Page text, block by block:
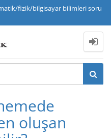
fizik/bilgisayar bilimleri soru
oluşan